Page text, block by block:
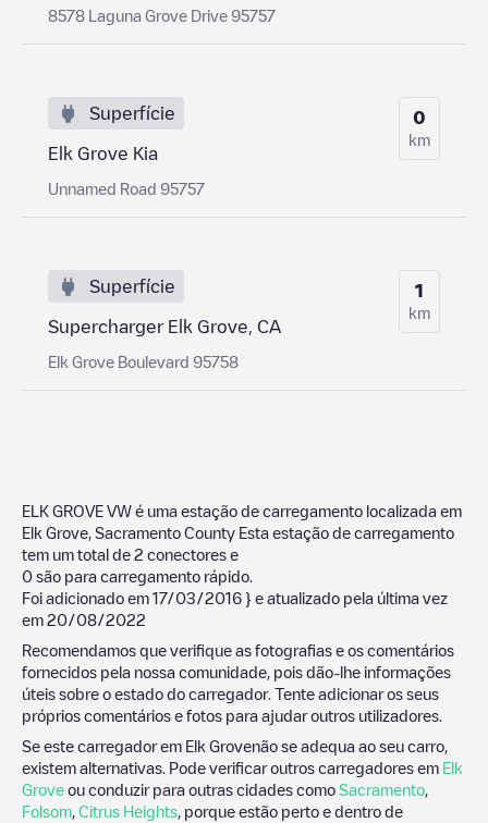
8578 Laguna Grove Drive 95757
Superfície
Elk Grove Kia
Unnamed Road 95757
0
km
Superfície
Supercharger Elk Grove, CA
Elk Grove Boulevard 95758
1
km
ELK GROVE VW é uma estação de carregamento localizada em
Elk Grove Sacramento County Esta estação de carregamento
tem um total de 2 conectores e
0 são para carregamento rápido.
Foi adicionado em 17/03/2016 } e atualizado pela última vez
em 20/08/2022
Recomendamos que verifique as fotografias e os comentários
fornecidos pela nossa comunidade, pois dão-lhe informações
úteis sobre o estado do carregador. Tente adicionar os seus
próprios comentários e fotos para ajudar outros utilizadores.
Se este carregador em Elk Grovenão se adequa ao seu carro,
existem alternativas. Pode verificar outros carregadores em Elk
Grove ou conduzir para outras cidades como Sacramento
Folsom Citrus Heights , porque estão perto e dentro de